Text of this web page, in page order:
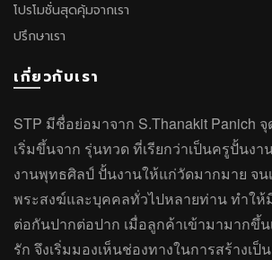
โปรโมชั่นสุดคุ้มจากเรา
ปรึกษาเรา
เกี่ยวกับเรา
STP มีชื่อย่อมาจาก S.Thanakit Panich จุ
เริ่มขึ้นจาก รุ่นทวด ที่เรียกว่าเป็นครูปั้นง
งานพุทธศิลป์ ปั้นงานให้แก่วัดมากมาย จน
พระสงฆ์และบุคคลทั่วไปหลายท่าน ทำให้
ต่อกันปากต่อปาก เมื่อลูกค้าเข้ามามากขึ้น
รัก จึงเริ่มมองเห็นช่องทางในการสร้างเป็